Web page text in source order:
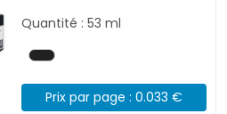
Quantité : 53 ml
Prix par page : 0.033 €